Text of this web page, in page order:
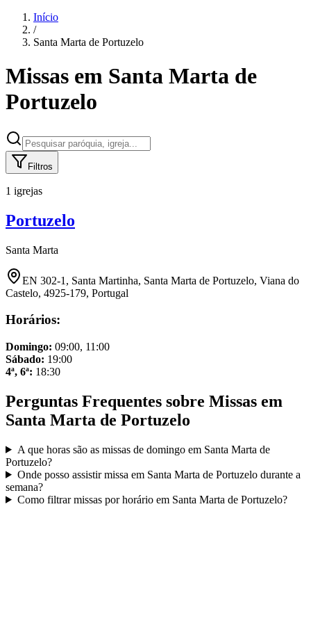
Início
/
Santa Marta de Portuzelo
Missas em Santa Marta de
Portuzelo
Filtros
1 igrejas
Portuzelo
Santa Marta
EN 302-1, Santa Martinha, Santa Marta de Portuzelo, Viana do
Castelo, 4925-179, Portugal
Horários:
Domingo: 09:00, 11:00
Sábado: 19:00
4ª, 6ª: 18:30
Perguntas Frequentes sobre Missas em
Santa Marta de Portuzelo
A que horas são as missas de domingo em Santa Marta de
Portuzelo?
Onde posso assistir missa em Santa Marta de Portuzelodurante a
semana?
Como filtrar missas por horário em Santa Marta de Portuzelo?